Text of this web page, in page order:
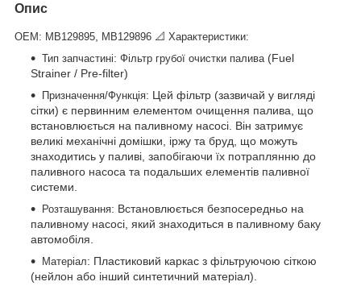
Опис
OEM: MB129895 MB129896 📐 Характеристики:
Тип запчастині: Фільтр грубої очистки палива (Fuel
Strainer / Pre-filter)
Призначення/Функція: Цей фільтр (зазвичай у вигляді
сітки) є первинним елементом очищення палива, що
встановлюється на паливному насосі. Він затримує
великі механічні домішки, іржу та бруд, що можуть
знаходитись у паливі, запобігаючи їх потраплянню до
паливного насоса та подальших елементів паливної
системи.
Розташування: Встановлюється безпосередньо на
паливному насосі, який знаходиться в паливному баку
автомобіля.
Матеріал: Пластиковий каркас з фільтруючою сіткою
(нейлон або інший синтетичний матеріал).